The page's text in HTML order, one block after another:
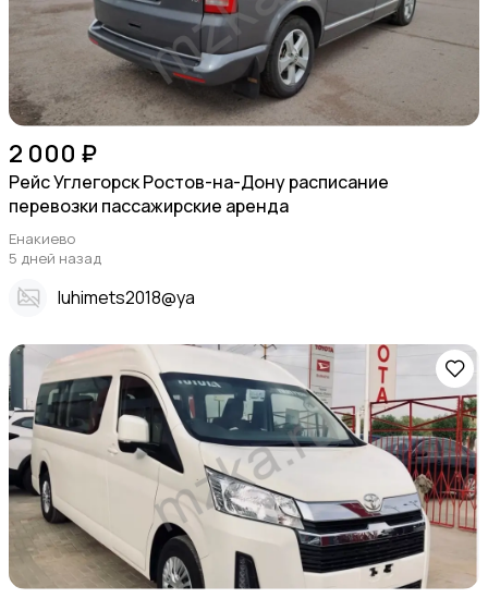
2 000 ₽
Рейс Углегорск Ростов-на-Дону расписание
перевозки пассажирские аренда
Енакиево
5 дней назад
Iuhimets2018@ya